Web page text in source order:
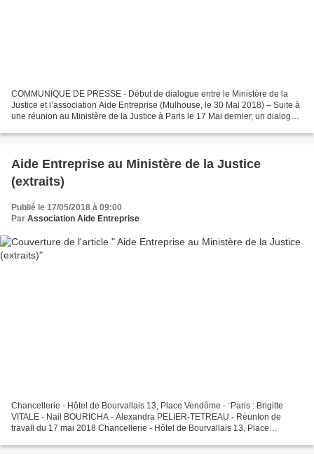
COMMUNIQUE DE PRESSE - Début de dialogue entre le Ministère de la
Justice et l’association Aide Entreprise (Mulhouse, le 30 Mai 2018) – Suite à
une réunion au Ministère de la Justice à Paris le 17 Mai dernier, un dialogue
Aide Entreprise au Ministère de la Justice
(extraits)
Publié le 17/05/2018 à 09:00
Par Association Aide Entreprise
Chancellerie - Hôtel de Bourvallais 13, Place Vendôme - ¨Paris : Brigitte
VITALE - Nail BOURICHA - Alexandra PELIER-TETREAU - RéunIon de
travaIl du 17 mai 2018 Chancellerie - Hôtel de Bourvallais 13, Place